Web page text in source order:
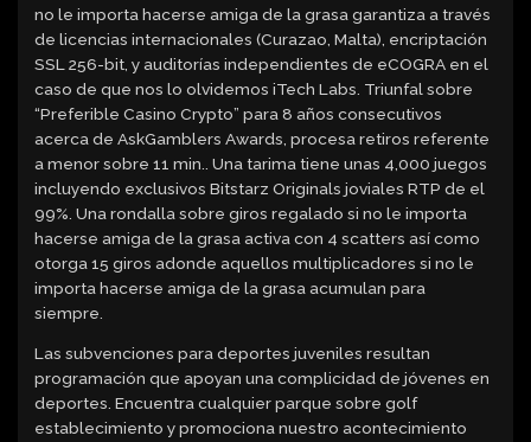
no le importa hacerse amiga de la grasa garantiza a través
de licencias internacionales (Curazao, Malta), encriptación
SSL 256-bit, y auditorías independientes de eCOGRA en el
caso de que nos lo olvidemos iTech Labs. Triunfal sobre
“Preferible Casino Crypto” para 8 años consecutivos
acerca de AskGamblers Awards, procesa retiros referente
a menor sobre 11 min.. Una tarima tiene unas 4,000 juegos
incluyendo exclusivos Bitstarz Originals joviales RTP de el
99%. Una rondalla sobre giros regalado si no le importa
hacerse amiga de la grasa activa con 4 scatters así­ como
otorga 15 giros adonde aquellos multiplicadores si no le
importa hacerse amiga de la grasa acumulan para
siempre.
Las subvenciones para deportes juveniles resultan
programación que apoyan una complicidad de jóvenes en
deportes. Encuentra cualquier parque sobre golf
establecimiento y promociona nuestro acontecimiento